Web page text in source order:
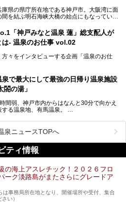
ピックアップ。温泉やご当地グルメなどを
り観光モデルコースも紹介しているので、ぜ
庫県の県庁所在地である神戸市。大阪湾に面
を結ぶ明石海峡大橋の始点にもなっていま
らびやかに発展したハーバーランドなど、
トもめじろ押しです。
の視点から見ると、神戸市といえば何とい
をリーズナブルに体験できる健康ランドや
あったら……。今回はそんな希望に沿う施設
「神戸みなと温泉 蓮」総支配人が
は- 温泉のお仕事 vol.02
方々をインタビューする企画「温泉のお仕
2年連続「ベストオブ宿泊賞」に輝いた
蓮」の魅力に迫りました！
で最大にして最強の日帰り温泉施設
閤の湯」
間弱、神戸市内からはなんと30分で向かえ
る温泉地、有馬温泉。
と「銀泉」に加え、人工のの炭酸泉まで楽し
「最強」ともいえる施設です。
湯をメインにその魅力の数々を紹介します！
泉ニュースTOPへ
ティ情報
の海上アスレチック！２０２６フロ
ーク淡路島がまたさらにグレードア
は事務局所在地となり、開催場所や受付、集合
い）